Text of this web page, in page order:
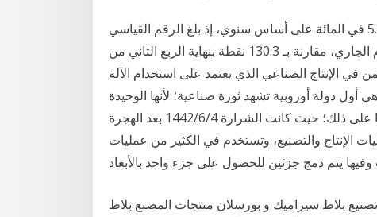
ارتفعت كميات الإنتاج الصناعي في السعودية بنسبة 5.84 في المائة على أساس سنوي، إذ بلغ الرقم القياسي
للإنتاج الصناعي 137.9 نقطة بنهاية الربع الثاني من العام الجاري، مقارنة بـ 130.3 نقطة بنهاية الربع الثاني من
في الإنتاج الصناعي الذي يعتمد على استخدام الآلة
أول دولة أوروبية تشهد ثورة صناعية؛ لأنها الوحيدة
التي كانت تمتلك العديد من المقومات التي ساعدتها على ذلك؛ حيث كانت الشرارة 4‏‏/6‏‏/1442 بعد الهجرة
الإنتاج والتصنيع، وتستخدم في الكثير من عمليات
يتم دمج جزئين للحصول على جزء واحد بالأبعاد
بلاط سيراميك و بورسلان منتجات المصنع بلاط